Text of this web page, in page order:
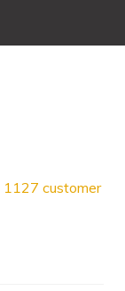
1127 customer